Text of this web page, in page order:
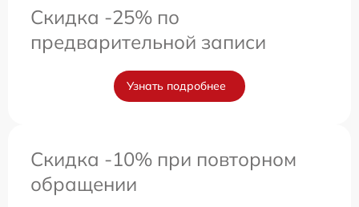
Скидка -25% по
предварительной записи
Узнать подробнее
Скидка -10% при повторном
обращении